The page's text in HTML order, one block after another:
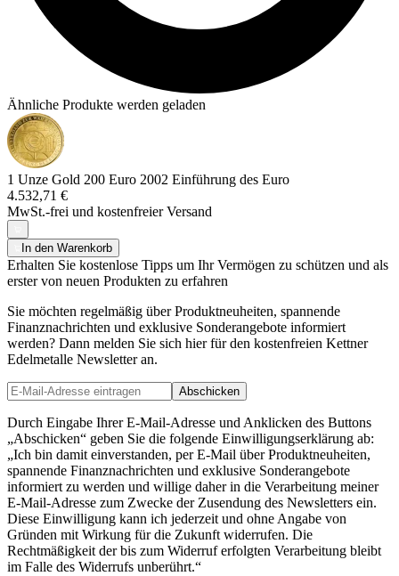
Ähnliche Produkte werden geladen
1 Unze Gold 200 Euro 2002 Einführung des Euro
4.532,71 €
MwSt.-frei und kostenfreier Versand
In den Warenkorb
Erhalten Sie kostenlose Tipps um Ihr Vermögen zu schützen und als
erster von neuen Produkten zu erfahren
Sie möchten regelmäßig über Produktneuheiten, spannende
Finanznachrichten und exklusive Sonderangebote informiert
werden? Dann melden Sie sich hier für den kostenfreien Kettner
Edelmetalle Newsletter an.
Abschicken
Durch Eingabe Ihrer E-Mail-Adresse und Anklicken des Buttons
„Abschicken“ geben Sie die folgende Einwilligungserklärung ab:
„Ich bin damit einverstanden, per E-Mail über Produktneuheiten,
spannende Finanznachrichten und exklusive Sonderangebote
informiert zu werden und willige daher in die Verarbeitung meiner
E-Mail-Adresse zum Zwecke der Zusendung des Newsletters ein.
Diese Einwilligung kann ich jederzeit und ohne Angabe von
Gründen mit Wirkung für die Zukunft widerrufen. Die
Rechtmäßigkeit der bis zum Widerruf erfolgten Verarbeitung bleibt
im Falle des Widerrufs unberührt.“